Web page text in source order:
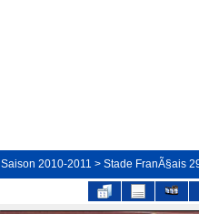
Saison 2010-2011 > Stade FranÃ§ais